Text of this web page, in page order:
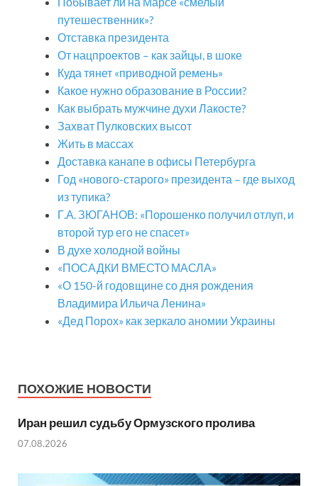
путешественник»?
Отставка президента
От нацпроектов – как зайцы, в шоке
Куда тянет «приводной ремень»
Какое нужно образование в России?
Как выбрать мужчине духи Лакосте?
Захват Пулковских высот
Жить в массах
Доставка канапе в офисы Петербурга
Год «нового-старого» президента – где выход
из тупика?
Г.А. ЗЮГАНОВ: «Порошенко получил отлуп, и
второй тур его не спасет»
В духе холодной войны
«ПОСАДКИ ВМЕСТО МАСЛА»
«О 150-й годовщине со дня рождения
Владимира Ильича Ленина»
«Дед Порох» как зеркало аномии Украины
ПОХОЖИЕ НОВОСТИ
Иран решил судьбу Ормузского пролива
07.08.2026